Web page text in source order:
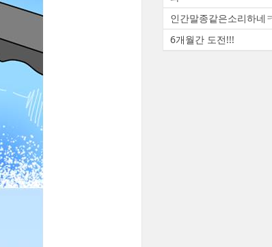
인간말종같은소리하네
6개월간 도전!!!